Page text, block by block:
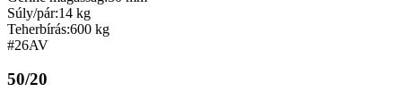
Súly/pár:14 kg
Teherbírás:600 kg
#26AV
50/20